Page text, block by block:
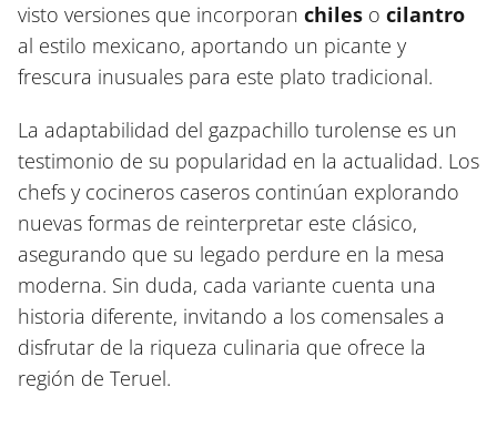
visto versiones que incorporan chiles o cilantro
al estilo mexicano, aportando un picante y
frescura inusuales para este plato tradicional.
La adaptabilidad del gazpachillo turolense es un
testimonio de su popularidad en la actualidad. Los
chefs y cocineros caseros continúan explorando
nuevas formas de reinterpretar este clásico,
asegurando que su legado perdure en la mesa
moderna. Sin duda, cada variante cuenta una
historia diferente, invitando a los comensales a
disfrutar de la riqueza culinaria que ofrece la
región de Teruel.